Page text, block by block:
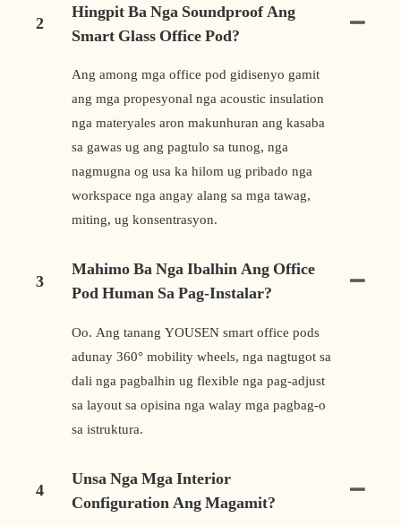
2
Hingpit Ba Nga Soundproof Ang
Smart Glass Office Pod?
Ang among mga office pod gidisenyo gamit
ang mga propesyonal nga acoustic insulation
nga materyales aron makunhuran ang kasaba
sa gawas ug ang pagtulo sa tunog, nga
nagmugna og usa ka hilom ug pribado nga
workspace nga angay alang sa mga tawag,
miting, ug konsentrasyon.
3
Mahimo Ba Nga Ibalhin Ang Office
Pod Human Sa Pag-Instalar?
Oo. Ang tanang YOUSEN smart office pods
adunay 360° mobility wheels, nga nagtugot sa
dali nga pagbalhin ug flexible nga pag-adjust
sa layout sa opisina nga walay mga pagbag-o
sa istruktura.
4
Unsa Nga Mga Interior
Configuration Ang Magamit?